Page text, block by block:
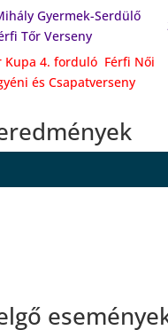
Gyermek-Serdülő
Tőr Verseny
Kupa 4. forduló Férfi Női
és Csapatverseny